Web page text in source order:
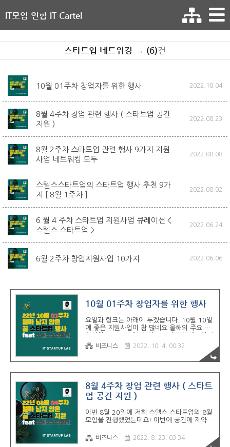
IT모임 연합 IT Cartel
스타트업 네트워킹 → (6)건
10월 01주차 창업자를 위한 행사 2022.10.04
8월 4주차 창업 관련 행사 ( 스타트업 공간
지원 )
2022.08.23
8월 2주차 스타트업 관련 행사 9가지 지원
사업 네트워킹 모두
2022.08.08
스텔스스타트업의 스타트업 행사 추천 9가
지 [ 8월 1주차 ]
2022.08.02
6 월 4 주차 스타트업 지원사업 큐레이션 <
스텔스 스타트업 >
2022.06.24
6월 2주차 창업지원사업 10가지 2022.06.06
10월 01주차 창업자를 위한 행사
요일과 링크는 아래에 두겠습니다. 10월 10일
에 좋은 지원사업이 참 많네요 올해의 주요 지
데이 2. 롯데벤처스 x 코리아세븐, 세븐일레븐
유통 혁신을 위한 오픈 이노베이션 오픈 스테
이지 참여기업 모집 10월 05일 수요일까지 3.
목요일까지 4. 현대 건설 x 서울 스타트업 오픈
이노베이션 5. 인천창조경제혁신센터 바이오
의료기기 사업화 지원 10월 07일 금요일까지
6. 네이버 D2SF 투자팀 모집 7. LG Life's
타트업 투자 스테이지 9. 우리 금융 그룹 디노
랩 3.5기 10. 서울시 50 플러스 재단 사무실
비즈니스 2022. 10. 4. 00:32
8월 4주차 창업 관련 행사 ( 스타트
업 공간 지원 )
이번 8월 20일에 저희 스텔스 스타트업의 8월
모임을 진행했었는데요! 이번에 공간에 제약이
고 참여를 같이 못 한 점 많이 아쉽습니다. 9월
16일에는 홍대에서 진행 할 예정이며 20명까지
비즈니스 2022. 8. 23. 03:34